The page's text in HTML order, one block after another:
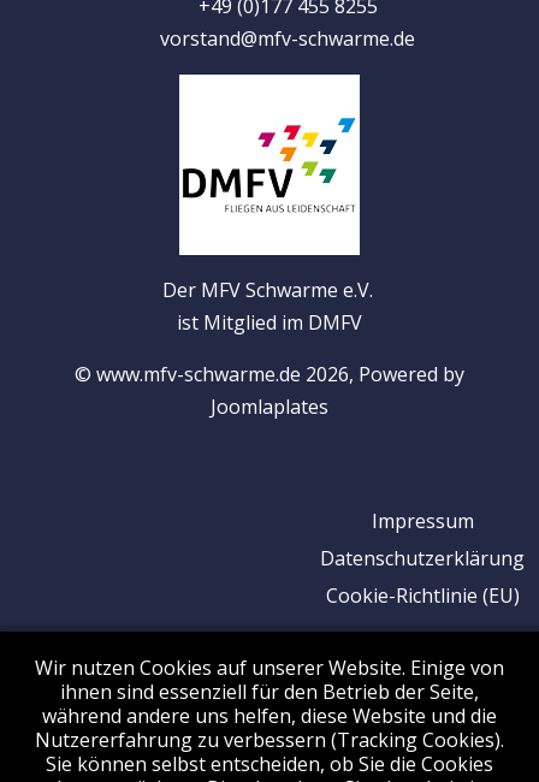
+49 (0)177 455 8255
vorstand@mfv-schwarme.de
Der MFV Schwarme e.V.
ist Mitglied im DMFV
© www.mfv-schwarme.de 2026, Powered by
Joomlaplates
Impressum
Datenschutzerklärung
Cookie-Richtlinie (EU)
Wir nutzen Cookies auf unserer Website. Einige von
ihnen sind essenziell für den Betrieb der Seite,
während andere uns helfen, diese Website und die
Nutzererfahrung zu verbessern (Tracking Cookies).
Sie können selbst entscheiden, ob Sie die Cookies